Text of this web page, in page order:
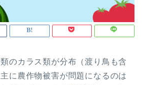
のカラス類が分布（渡り鳥も含
に農作物被害が問題になるのは